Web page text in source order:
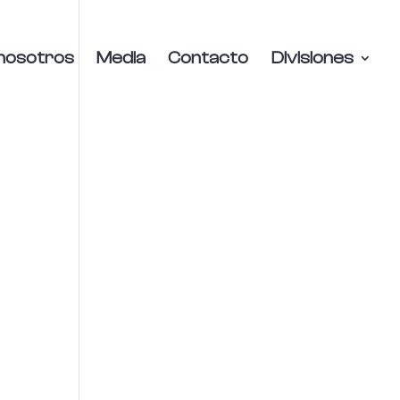
Media Contacto Divisiones